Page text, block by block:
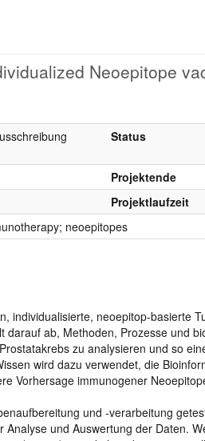
Neoepitope
Status
Projektende
Projektlaufzeit
neoepitopes
individualisierte, neoepitop-basierte
ab, Methoden, Prozesse und
zu analysieren und so
wird dazu verwendet, die
Vorhersage immunogener
und -verarbeitung
und Auswertung der Daten.